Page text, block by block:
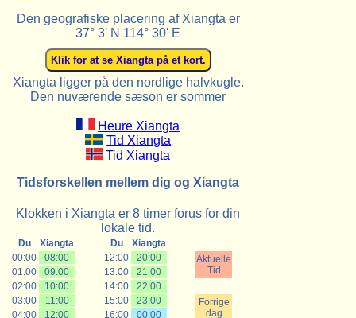
Den geografiske placering af Xiangta er
37° 3' N 114° 30' E
Xiangta ligger på den nordlige halvkugle.
Den nuværende sæson er sommer
Heure Xiangta
Tid Xiangta
Tid Xiangta
Tidsforskellen mellem dig og Xiangta
Klokken i Xiangta er 8 timer forus for din
lokale tid.
Du Xiangta Du
Xiangta
00:00
08:00 12:00 20:00
Aktuelle
Tid
01:00 09:00 13:00
21:00
02:00
10:00 14:00
22:00
03:00
11:00 15:00 23:00
Forrige
dag
04:00 12:00 16:00 00:00